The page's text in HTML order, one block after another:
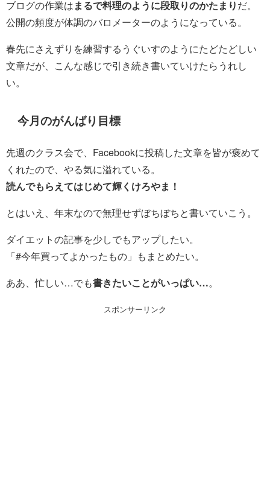
ブログの作業はまるで料理のように段取りのかたまりだ。
公開の頻度が体調のバロメーターのようになっている。
春先にさえずりを練習するうぐいすのようにたどたどしい
文章だが、こんな感じで引き続き書いていけたらうれし
い。
今月のがんばり目標
先週のクラス会で、Facebookに投稿した文章を皆が褒めて
くれたので、やる気に溢れている。
読んでもらえてはじめて輝くけろやま！
とはいえ、年末なので無理せずぼちぼちと書いていこう。
ダイエットの記事を少しでもアップしたい。
「#今年買ってよかったもの」もまとめたい。
ああ、忙しい…でも書きたいことがいっぱい…。
スポンサーリンク